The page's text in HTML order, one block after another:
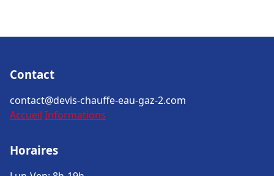
Contact
contact@devis-chauffe-eau-gaz-2.com
Accueil Informations
Horaires